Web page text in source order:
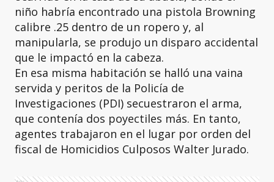
niño habría encontrado una pistola Browning
calibre .25 dentro de un ropero y, al
manipularla, se produjo un disparo accidental
que le impactó en la cabeza.
En esa misma habitación se halló una vaina
servida y peritos de la Policía de
Investigaciones (PDI) secuestraron el arma,
que contenía dos poyectiles más. En tanto,
agentes trabajaron en el lugar por orden del
fiscal de Homicidios Culposos Walter Jurado.